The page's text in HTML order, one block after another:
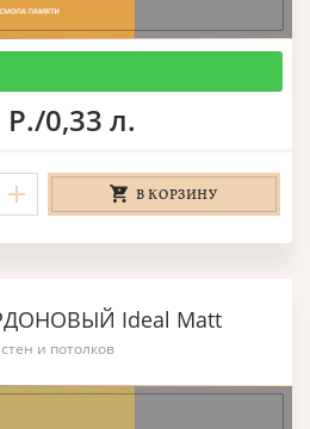
Р./0,33 л.
В КОРЗИНУ
Ideal Matt
и потолков